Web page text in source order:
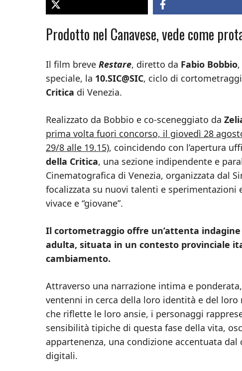
Prodotto nel Canavese, vede come
Il film breve Restare, diretto da Fabio Bobbio
speciale, la 10.SIC@SIC, ciclo di
Critica di Venezia.
Realizzato da Bobbio e co-sceneggiato da
prima volta fuori concorso, il giovedì 28
29/8 alle 19.15), coincidendo con l’apertura
della Critica, una sezione indipendente e
Cinematografica di Venezia, organizzata dal
focalizzata su nuovi talenti e sperimentazioni
vivace e “giovane”.
Il cortometraggio offre un’attenta indagine
adulta, situata in un contesto provinciale
cambiamento.
Attraverso una narrazione intima e ponderata,
ventenni in cerca della loro identità e del
che riflette le loro ansie, i personaggi
sensibilità tipiche di questa fase della vita,
appartenenza, una condizione accentuata
digitali.